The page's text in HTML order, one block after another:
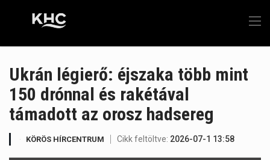
Ukrán légierő: éjszaka több mint
150 drónnal és rakétával
támadott az orosz hadsereg
KÖRÖS HÍRCENTRUM Cikk feltöltve: 2026-07-1 13:58